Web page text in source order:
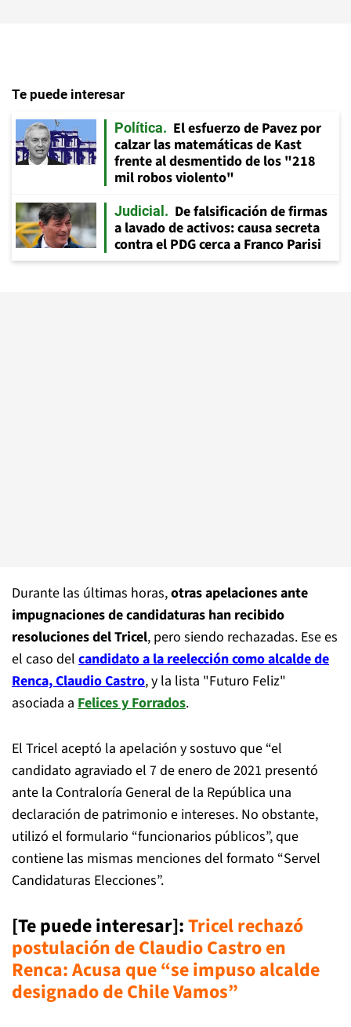
Te puede interesar
Política
El esfuerzo de Pavez por
calzar las matemáticas de Kast
frente al desmentido de los "218
mil robos violento"
Judicial
De falsificación de firmas
a lavado de activos: causa secreta
contra el PDG cerca a Franco Parisi
Durante las últimas horas,otras apelaciones ante
impugnaciones de candidaturas han recibido
resoluciones del Tricel, pero siendo rechazadas. Ese es
el caso del candidato a la reelección como alcalde de
Renca, Claudio Castro, y la lista "Futuro Feliz"
asociada a Felices y Forrados.
El Tricel aceptó la apelación y sostuvo que “el
candidato agraviado el 7 de enero de 2021 presentó
ante la Contraloría General de la República una
declaración de patrimonio e intereses. No obstante,
utilizó el formulario “funcionarios públicos”, que
contiene las mismas menciones del formato “Servel
Candidaturas Elecciones”.
[Te puede interesar]:Tricel rechazó
postulación de Claudio Castro en
Renca: Acusa que “se impuso alcalde
designado de Chile Vamos”